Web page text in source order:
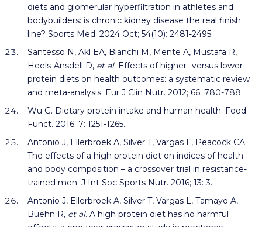
diets and glomerular hyperfiltration in athletes and
bodybuilders: is chronic kidney disease the real finish
line? Sports Med. 2024 Oct; 54(10): 2481-2495.
Santesso N, Akl EA, Bianchi M, Mente A, Mustafa R,
Heels-Ansdell D, et al. Effects of higher- versus lower-
protein diets on health outcomes: a systematic review
and meta-analysis. Eur J Clin Nutr. 2012; 66: 780-788.
Wu G. Dietary protein intake and human health. Food
Funct. 2016; 7: 1251-1265.
Antonio J, Ellerbroek A, Silver T, Vargas L, Peacock CA.
The effects of a high protein diet on indices of health
and body composition – a crossover trial in resistance-
trained men. J Int Soc Sports Nutr. 2016; 13: 3.
Antonio J, Ellerbroek A, Silver T, Vargas L, Tamayo A,
Buehn R, et al. A high protein diet has no harmful